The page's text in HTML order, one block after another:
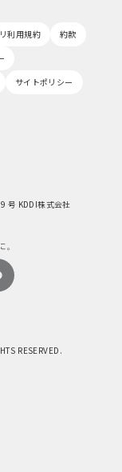
利用規約
約款
サイトポリシー
号 KDDI株式会社
RESERVED.